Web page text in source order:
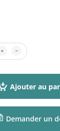
Ajouter au
Demander un